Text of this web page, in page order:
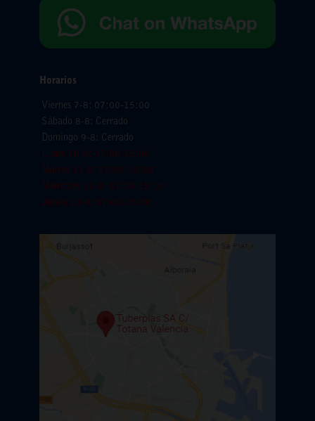
Horarios
Viernes 7-8: 07:00-15:00
Sábado 8-8: Cerrado
Domingo 9-8: Cerrado
Lunes 10-8: 07:00-15:00
Martes 11-8: 07:00-15:00
Miercoles 12-8: 07:00-15:00
Jueves 13-8: 07:00-15:00